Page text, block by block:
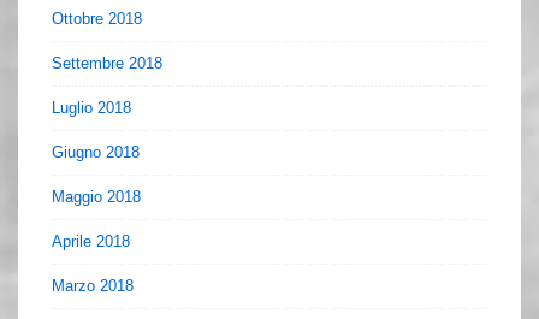
Ottobre 2018
Settembre 2018
Luglio 2018
Giugno 2018
Maggio 2018
Aprile 2018
Marzo 2018